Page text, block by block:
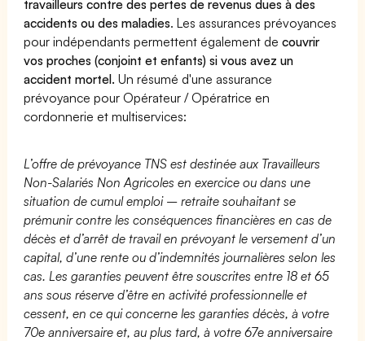
travailleurs contre des pertes de revenus dues à des
accidents ou des maladies. Les assurances prévoyances
pour indépendants permettent également decouvrir
vos proches (conjoint et enfants) si vous avez un
accident mortel. Un résumé d'une assurance
prévoyance pour Opérateur / Opératrice en
cordonnerie et multiservices:
L’offre de prévoyance TNS est destinée aux Travailleurs
Non-Salariés Non Agricoles en exercice ou dans une
situation de cumul emploi – retraite souhaitant se
prémunir contre les conséquences financières en cas de
décès et d’arrêt de travail en prévoyant le versement d’un
capital, d’une rente ou d’indemnités journalières selon les
cas. Les garanties peuvent être souscrites entre 18 et 65
ans sous réserve d’être en activité professionnelle et
cessent, en ce qui concerne les garanties décès, à votre
70e anniversaire et, au plus tard, à votre 67e anniversaire